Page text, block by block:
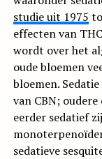
studie uit 1975
effecten van
wordt over het
oude bloemen
bloemen.
van CBN;
eerder sedatief
sedatieve